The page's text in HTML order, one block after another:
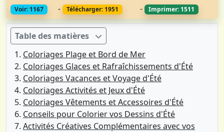
Voir: 1167 - Télécharger: 1951 - Imprimer: 1511
Table des matières
Coloriages Plage et Bord de Mer
Coloriages Glaces et Rafraîchissements d'Été
Coloriages Vacances et Voyage d'Été
Coloriages Activités et Jeux d'Été
Coloriages Vêtements et Accessoires d'Été
Conseils pour Colorier vos Dessins d'Été
Activités Créatives Complémentaires avec vos